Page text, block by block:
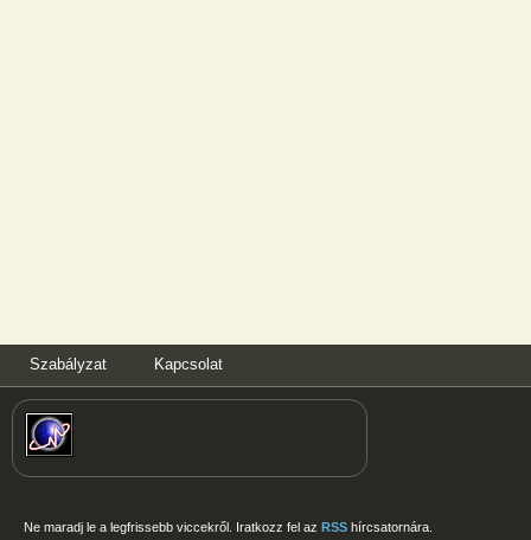
Szabályzat Kapcsolat
Ne maradj le a legfrissebb viccekről. Iratkozz fel az RSS hírcsatornára.